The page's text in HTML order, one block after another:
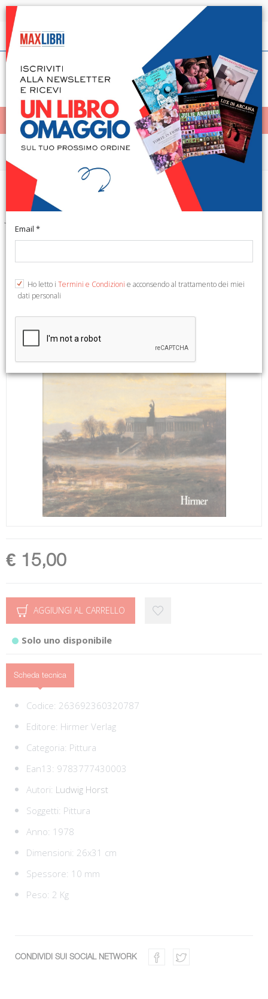
Spedizione in 24h per tutti i libri disponibili
Italiano
< Home
MENÙ
Munchner Malerei im 19.
Jahrhundert
col. plates, cm 26x31.
€ 15,00
AGGIUNGI AL CARRELLO
Solo uno disponibile
Scheda tecnica
Codice: 263692360320787
Editore: Hirmer Verlag
Categoria: Pittura
Ean13: 9783777430003
Autori: Ludwig Horst
Soggetti: Pittura
Anno: 1978
Dimensioni: 26x31 cm
Spessore: 10 mm
Peso: 2 Kg
CONDIVIDI SUI SOCIAL NETWORK
Email *
Ho letto i Termini e Condizioni e acconsendo al trattamento dei miei
dati personali